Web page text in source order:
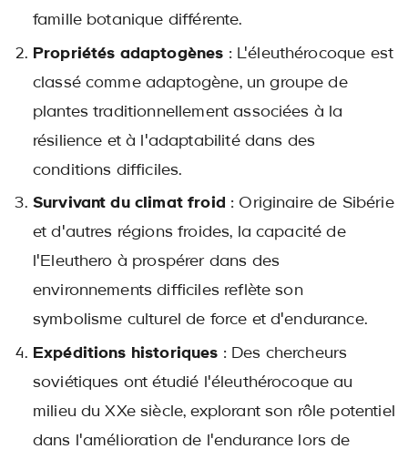
famille botanique différente.
Propriétés adaptogènes : L'éleuthérocoque est
classé comme adaptogène, un groupe de
plantes traditionnellement associées à la
résilience et à l'adaptabilité dans des
conditions difficiles.
Survivant du climat froid : Originaire de Sibérie
et d'autres régions froides, la capacité de
l'Eleuthero à prospérer dans des
environnements difficiles reflète son
symbolisme culturel de force et d'endurance.
Expéditions historiques : Des chercheurs
soviétiques ont étudié l'éleuthérocoque au
milieu du XXe siècle, explorant son rôle potentiel
dans l'amélioration de l'endurance lors de